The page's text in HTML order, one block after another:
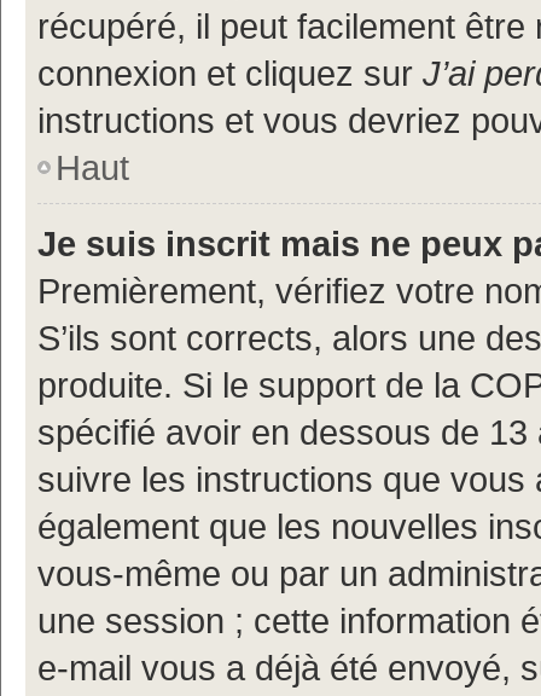
récupéré, il peut facilement
connexion et cliquez sur J’ai
instructions et vous devriez
Haut
Je suis inscrit mais ne peux
Premièrement, vérifiez votre
S’ils sont corrects, alors une
produite. Si le support de la
spécifié avoir en dessous de
suivre les instructions que
également que les nouvelles
vous-même ou par un
une session ; cette information
e-mail vous a déjà été envoyé,